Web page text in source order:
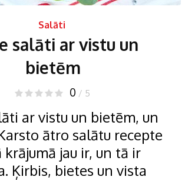
Salāti
salāti ar vistu un
bietēm
0 / 5
ar vistu un bietēm, un
ātro salātu recepte
krājumā jau ir, un tā ir
Ķirbis, bietes un vista